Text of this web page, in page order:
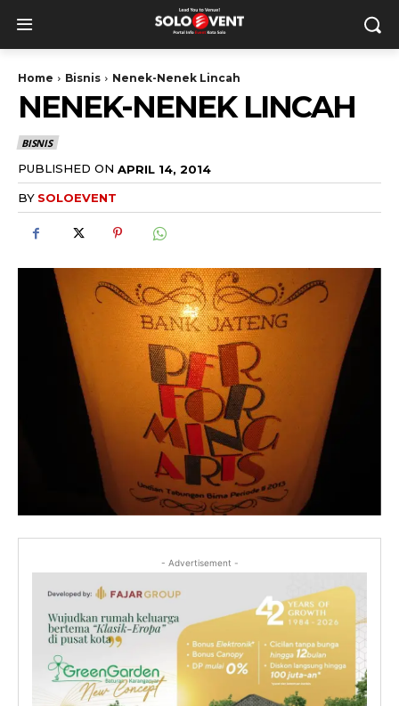
Home Bisnis Nenek-Nenek Lincah
NENEK-NENEK LINCAH
BISNIS
PUBLISHED ON APRIL 14, 2014
BY SOLOEVENT
- Advertisement -